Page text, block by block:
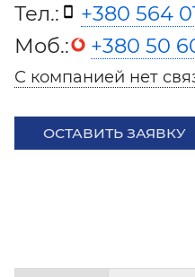
Тел.:
+380 564
Моб.:
+380 50
С компанией нет
ОСТАВИТЬ ЗАЯВКУ